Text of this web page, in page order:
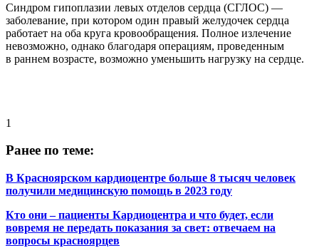
Синдром гипоплазии левых отделов сердца (СГЛОС) —
заболевание, при котором один правый желудочек сердца
работает на оба круга кровообращения. Полное излечение
невозможно, однако благодаря операциям, проведенным
в раннем возрасте, возможно уменьшить нагрузку на сердце.
1
Ранее по теме:
В Красноярском кардиоцентре больше 8 тысяч человек
получили медицинскую помощь в 2023 году
Кто они – пациенты Кардиоцентра и что будет, если
вовремя не передать показания за свет: отвечаем на
вопросы красноярцев